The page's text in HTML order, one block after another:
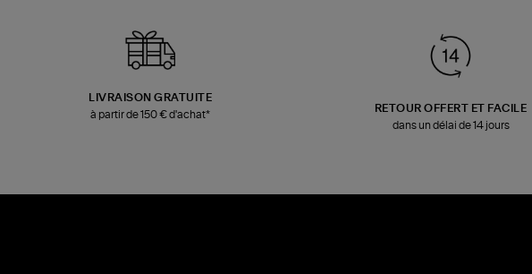
LIVRAISON GRATUITE
à partir de 150 € d'achat*
RETOUR OFFERT ET FACILE
dans un délai de 14 jours